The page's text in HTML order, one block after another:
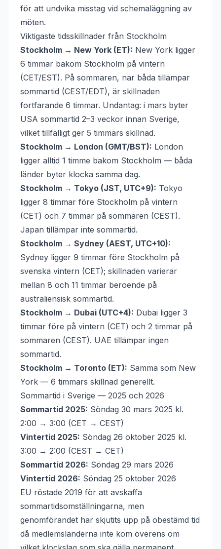
för att undvika misstag vid schemaläggning av
möten.
Viktigaste tidsskillnader från Stockholm
Stockholm → New York (ET): New York ligger
6 timmar bakom Stockholm på vintern
(CET/EST). På sommaren, när båda tillämpar
sommartid (CEST/EDT), är skillnaden
fortfarande 6 timmar. Undantag: i mars byter
USA sommartid 2–3 veckor innan Sverige,
vilket tillfälligt ger 5 timmars skillnad.
Stockholm → London (GMT/BST): London
ligger alltid 1 timme bakom Stockholm — båda
länder byter klocka samma dag.
Stockholm → Tokyo (JST, UTC+9): Tokyo
ligger 8 timmar före Stockholm på vintern
(CET) och 7 timmar på sommaren (CEST).
Japan tillämpar inte sommartid.
Stockholm → Sydney (AEST, UTC+10):
Sydney ligger 9 timmar före Stockholm på
svenska vintern (CET); skillnaden varierar
mellan 8 och 11 timmar beroende på
australiensisk sommartid.
Stockholm → Dubai (UTC+4): Dubai ligger 3
timmar före på vintern (CET) och 2 timmar på
sommaren (CEST). UAE tillämpar ingen
sommartid.
Stockholm → Toronto (ET): Samma som New
York — 6 timmars skillnad generellt.
Sommartid i Sverige — 2025 och 2026
Sommartid 2025: Söndag 30 mars 2025 kl.
2:00 → 3:00 (CET → CEST)
Vintertid 2025: Söndag 26 oktober 2025 kl.
3:00 → 2:00 (CEST → CET)
Sommartid 2026: Söndag 29 mars 2026
Vintertid 2026: Söndag 25 oktober 2026
EU röstade 2019 för att avskaffa
sommartidsomställningarna, men
genomförandet har skjutits upp på obestämd tid
då medlemsländerna inte kom överens om